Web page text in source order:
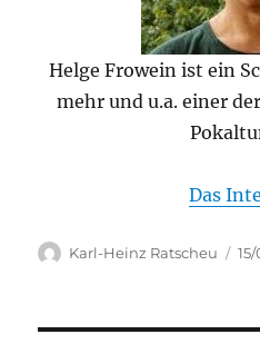
Helge Frowein ist ein
mehr und u.a. einer
Das
Autor
Karl-Heinz Ratscheu